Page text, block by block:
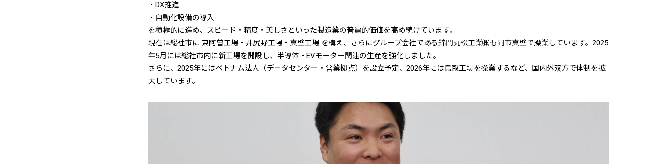
・DX推進
・自動化設備の導入
を積極的に進め、スピード・精度・美しさといった製造業の普遍的価値を高め続けています。
現在は総社市に 東阿曽工場・井尻野工場・真壁工場 を構え、さらにグループ会社である錦門丸松工業㈱も同市真壁で操業しています。2025
年5月には総社市内に新工場を開設し、半導体・EVモーター関連の生産を強化しました。
さらに、2025年にはベトナム法人（データセンター・営業拠点）を設立予定、2026年には鳥取工場を操業するなど、国内外双方で体制を拡
大しています。